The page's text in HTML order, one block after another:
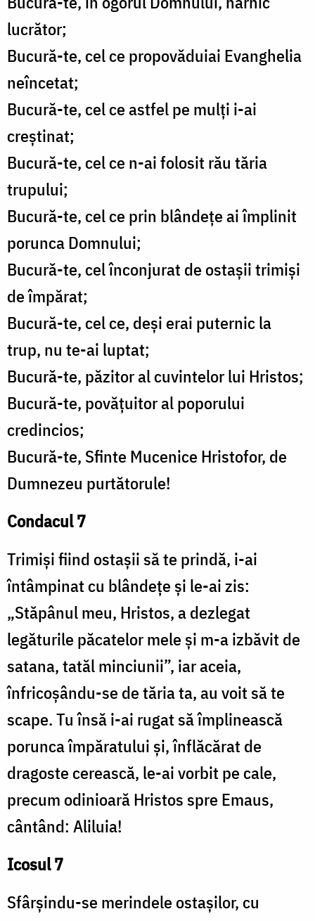
lucrător;
Bucură-te, cel ce propovăduiai Evanghelia
neîncetat;
Bucură-te, cel ce astfel pe mulți i-ai
creștinat;
Bucură-te, cel ce n-ai folosit rău tăria
trupului;
Bucură-te, cel ce prin blândețe ai împlinit
porunca Domnului;
Bucură-te, cel înconjurat de ostașii trimiși
de împărat;
Bucură-te, cel ce, deși erai puternic la
trup, nu te-ai luptat;
Bucură-te, păzitor al cuvintelor lui Hristos;
Bucură-te, povățuitor al poporului
credincios;
Bucură-te, Sfinte Mucenice Hristofor, de
Dumnezeu purtătorule!
Condacul 7
Trimiși fiind ostașii să te prindă, i-ai
întâmpinat cu blândețe și le-ai zis:
„Stăpânul meu, Hristos, a dezlegat
legăturile păcatelor mele și m-a izbăvit de
satana, tatăl minciunii”, iar aceia,
înfricoșându-se de tăria ta, au voit să te
scape. Tu însă i-ai rugat să împlinească
porunca împăratului și, înflăcărat de
dragoste cerească, le-ai vorbit pe cale,
precum odinioară Hristos spre Emaus,
cântând: Aliluia!
Icosul 7
Sfârșindu-se merindele ostașilor, cu